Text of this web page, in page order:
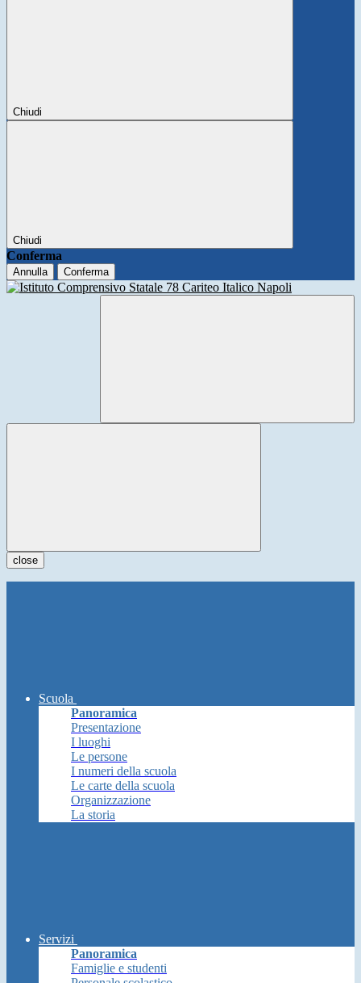
Chiudi
Chiudi
Conferma
Annulla Conferma
close
Scuola
Panoramica
Presentazione
I luoghi
Le persone
I numeri della scuola
Le carte della scuola
Organizzazione
La storia
Servizi
Panoramica
Famiglie e studenti